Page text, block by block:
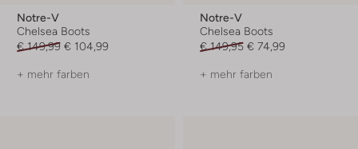
Notre-V
Chelsea Boots
€ 149,99 € 104,99
+ mehr farben
Notre-V
Chelsea Boots
€ 149,95 € 74,99
+ mehr farben